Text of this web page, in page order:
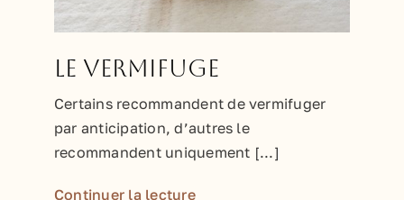
Le vermifuge
Certains recommandent de vermifuger
par anticipation, d’autres le
recommandent uniquement [...]
Continuer la lecture